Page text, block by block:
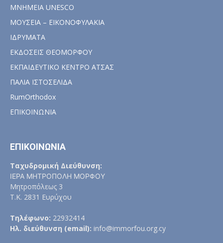
ΜΝΗΜΕΙΑ UNESCO
ΜΟΥΣΕΙΑ – ΕΙΚΟΝΟΦΥΛΑΚΙΑ
ΙΔΡΥΜΑΤΑ
ΕΚΔΟΣΕΙΣ ΘΕΟΜΟΡΦΟΥ
ΕΚΠΑΙΔΕΥΤΙΚΟ ΚΕΝΤΡΟ ΑΤΣΑΣ
ΠΑΛΙΑ ΙΣΤΟΣΕΛΙΔΑ
RumOrthodox
ΕΠΙΚΟΙΝΩΝΙΑ
ΕΠΙΚΟΙΝΩΝΙΑ
Ταχυδρομική Διεύθυνση:
ΙΕΡΑ ΜΗΤΡΟΠΟΛΗ ΜΟΡΦΟΥ
Μητροπόλεως 3
Τ.Κ. 2831 Ευρύχου
Τηλέφωνο: 22932414
Ηλ. διεύθυνση (email): info@immorfou.org.cy